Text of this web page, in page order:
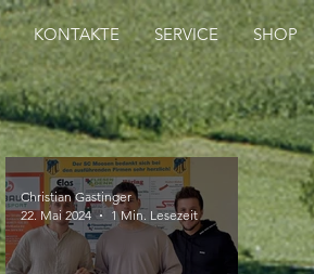
KONTAKTE SERVICE SHOP
Christian Gastinger
22. Mai 2024
1 Min. Lesezeit